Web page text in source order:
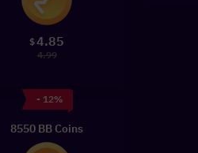
$4.85
4.99
- 12%
8550 BB Coins